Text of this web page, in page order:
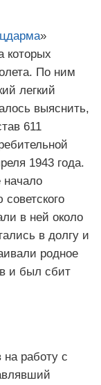
»
которых
По ним
легкий
выяснить,
611
1943 года.
начало
в ней около
в долгу и
родное
и был сбит
работу с